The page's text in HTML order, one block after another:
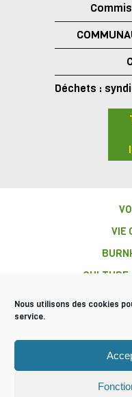
Nous utilisons des cookies
service.
Déchets :
COMMUNE DE
VIE